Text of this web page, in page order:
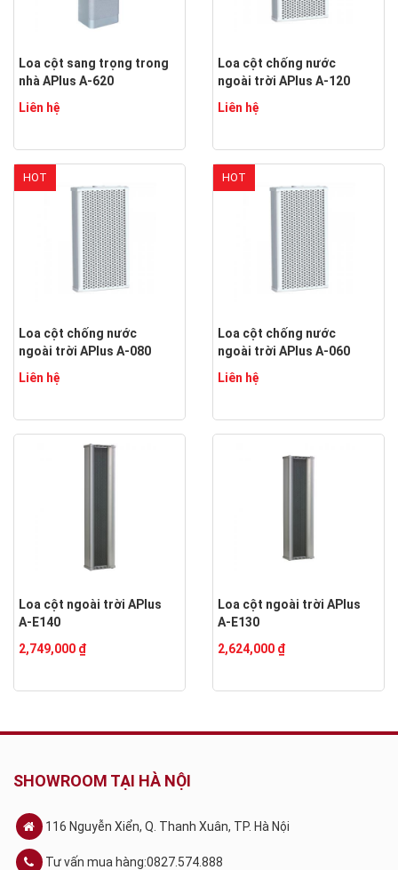
Loa cột sang trọng trong
nhà APlus A-620
Liên hệ
Loa cột chống nước
ngoài trời APlus A-120
Liên hệ
HOT
Loa cột chống nước
ngoài trời APlus A-080
Liên hệ
HOT
Loa cột chống nước
ngoài trời APlus A-060
Liên hệ
Loa cột ngoài trời APlus
A-E140
2,749,000 ₫
Loa cột ngoài trời APlus
A-E130
2,624,000 ₫
SHOWROOM TẠI HÀ NỘI
116 Nguyễn Xiển, Q. Thanh Xuân, TP. Hà Nội
Tư vấn mua hàng:0827.574.888